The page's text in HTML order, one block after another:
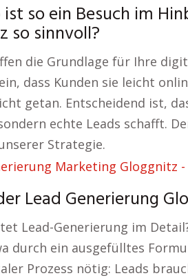
so ein Besuch im
so sinnvoll?
die Grundlage für Ihre
dass Kunden sie leicht
getan. Entscheidend ist,
echte Leads schafft.
Strategie.
Lead Generierung
Lead-Generierung im
durch ein ausgefülltes
Prozess nötig: Leads